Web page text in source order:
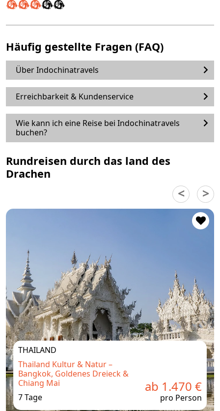
Häufig gestellte Fragen (FAQ)
Über Indochinatravels
Erreichbarkeit & Kundenservice
Wie kann ich eine Reise bei Indochinatravels
buchen?
Rundreisen durch das land des
Drachen
THAILAND
Thailand Kultur & Natur –
Bangkok, Goldenes Dreieck &
Chiang Mai
7 Tage
ab 1.470 €
pro Person